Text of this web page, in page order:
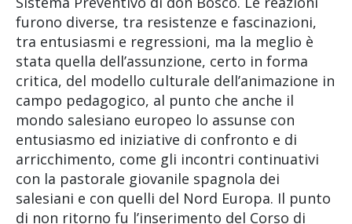
furono diverse, tra resistenze e fascinazioni,
tra entusiasmi e regressioni, ma la meglio è
stata quella dell’assunzione, certo in forma
critica, del modello culturale dell’animazione in
campo pedagogico, al punto che anche il
mondo salesiano europeo lo assunse con
entusiasmo ed iniziative di confronto e di
arricchimento, come gli incontri continuativi
con la pastorale giovanile spagnola dei
salesiani e con quelli del Nord Europa. Il punto
di non ritorno fu l’inserimento del Corso di